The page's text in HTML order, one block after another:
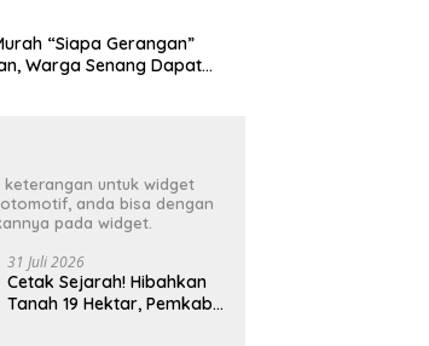
“Siapa Gerangan”
Warga Senang Dapat
untuk widget
anda bisa dengan
pada widget.
31 Juli 2026
Cetak Sejarah! Hibahkan
Tanah 19 Hektar, Pemkab